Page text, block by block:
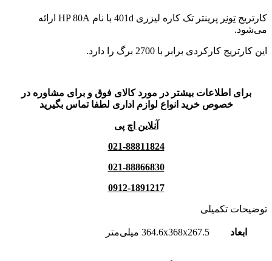
کارتریج تونر
پرینتر تک کاره لیزری 401d با نام HP 80A ارائه
می‌شود.
این کارتریج کارکردی برابر با 2700 برگ را دارد.
برای اطلاعات بیشتر در مورد کالای فوق و برای مشاوره در
خصوص خرید انواع لوازم اداری لطفا تماس بگیرید
آنلاین اچ پی
021-88811824
021-88866830
0912-1891217
توضیحات تکمیلی
ابعاد 364.6x368x267.5 میلی‌متر